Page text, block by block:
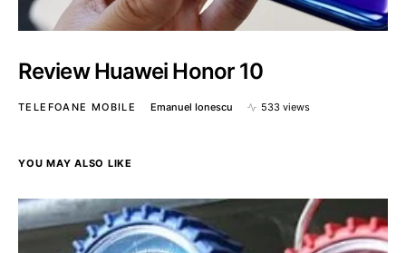
Review Huawei Honor 10
TELEFOANE MOBILE Emanuel Ionescu 533 views
YOU MAY ALSO LIKE